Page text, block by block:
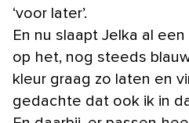
‘voor later’.
En nu slaapt Jelka al
op het, nog steeds
kleur graag zo laten en
gedachte dat ook ik in